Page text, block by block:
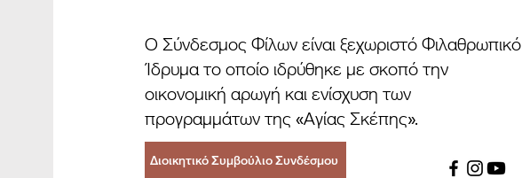
Ο Σύνδεσμος Φίλων είναι ξεχωριστό Φιλαθρωπικό
Ίδρυμα το οποίο ιδρύθηκε με σκοπό την
οικονομική αρωγή και ενίσχυση των
προγραμμάτων της «Αγίας Σκέπης».
Διοικητικό Συμβούλιο Συνδέσμου